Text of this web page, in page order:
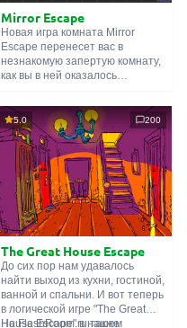
Mirror Escape
Новая игра комната Mirror
Escape перенесет вас в
незнакомую запертую комнату,
как вы в ней оказалось
смекалки попробуйте решить
все, приготовленные авторами
для вас, головоломки и найти
выход на свободу.
Внимательно осмотрите
помещение, возможно вы
сможете найти какие-нибудь
подсказки. Желаем удачи!
5.0 200
The Great House Escape
До сих пор нам удавалось
найти выход из кухни, гостиной,
ванной и спальни. И вот теперь
в логической игре "The Great
House Escape" в нашем
На FlashRoom.ru также